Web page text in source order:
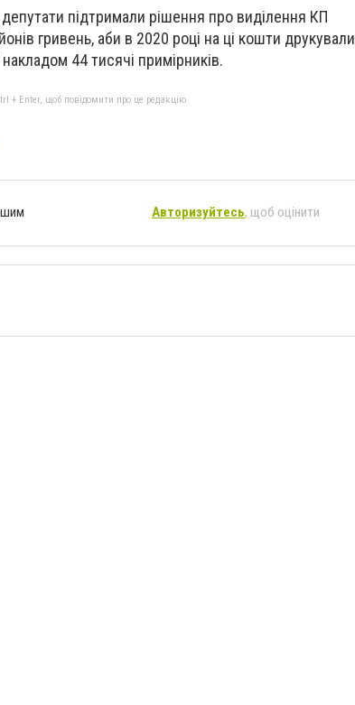
депутати підтримали рішення про виділення КП
гривень, аби в 2020 році на ці кошти друкували
44 тисячі примірників.
+ Enter, щоб повідомити про це редакцію
Авторизуйтесь, щоб оцінити